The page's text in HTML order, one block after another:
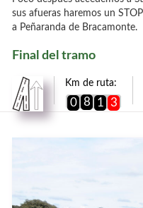
sus afueras haremos un
a Peñaranda de Bracamonte.
Final del tramo
Km de ruta:
0 8 1 3